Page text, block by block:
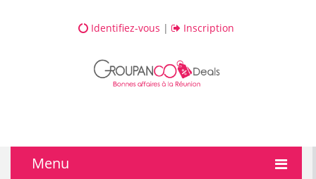
Identifiez-vous | Inscription
Menu